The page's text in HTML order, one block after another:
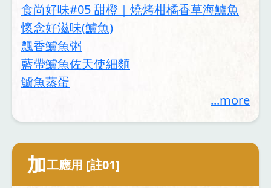
食尚好味#05 甜橙｜燒烤柑橘香草海鱸魚
懷念好滋味(鱸魚)
飄香鱸魚粥
藍帶鱸魚佐天使細麵
鱸魚蒸蛋
...more
加工應用 [註01]